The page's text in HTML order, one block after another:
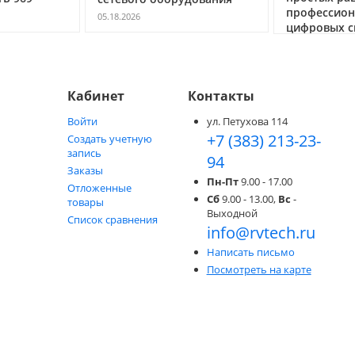
05.18.2026
цифровых
Кабинет
Войти
Создать учетную
запись
Заказы
Отложенные
товары
Список сравнения
Контакты
ул. Петухова 114
+7 (383) 213-23-
94
Пн-Пт9.00 - 17.00
Сб9.00 - 13.00, Вс -
Выходной
info@rvtech.ru
Написать письмо
Посмотреть на карте